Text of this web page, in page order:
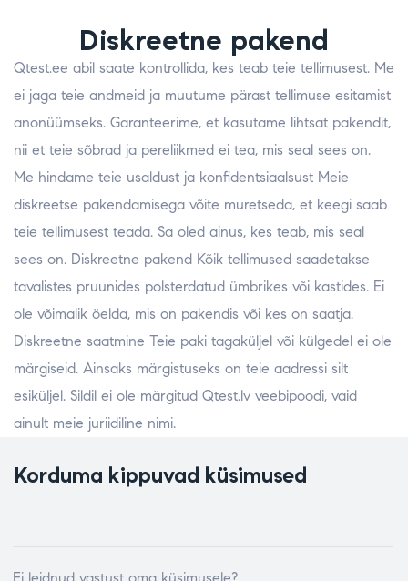
Diskreetne pakend
Qtest.ee abil saate kontrollida, kes teab teie tellimusest. Me
ei jaga teie andmeid ja muutume pärast tellimuse esitamist
anonüümseks. Garanteerime, et kasutame lihtsat pakendit,
nii et teie sõbrad ja pereliikmed ei tea, mis seal sees on.
Me hindame teie usaldust ja konfidentsiaalsust Meie
diskreetse pakendamisega võite muretseda, et keegi saab
teie tellimusest teada. Sa oled ainus, kes teab, mis seal
sees on. Diskreetne pakend Kõik tellimused saadetakse
tavalistes pruunides polsterdatud ümbrikes või kastides. Ei
ole võimalik öelda, mis on pakendis või kes on saatja.
Diskreetne saatmine Teie paki tagaküljel või külgedel ei ole
märgiseid. Ainsaks märgistuseks on teie aadressi silt
esiküljel. Sildil ei ole märgitud Qtest.lv veebipoodi, vaid
ainult meie juriidiline nimi.
Korduma kippuvad küsimused